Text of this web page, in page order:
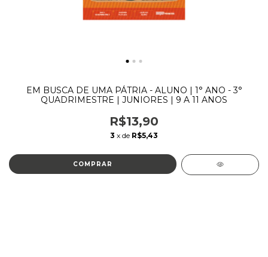
EM BUSCA DE UMA PÁTRIA - ALUNO | 1° ANO - 3°
QUADRIMESTRE | JUNIORES | 9 A 11 ANOS
R$13,90
3 x de R$5,43